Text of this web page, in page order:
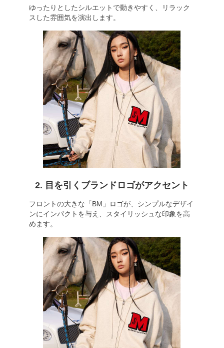
ゆったりとしたシルエットで動きやすく、リラック
スした雰囲気を演出します。
2. 目を引くブランドロゴがアクセント
フロントの大きな「BM」ロゴが、シンプルなデザイ
ンにインパクトを与え、スタイリッシュな印象を高
めます。